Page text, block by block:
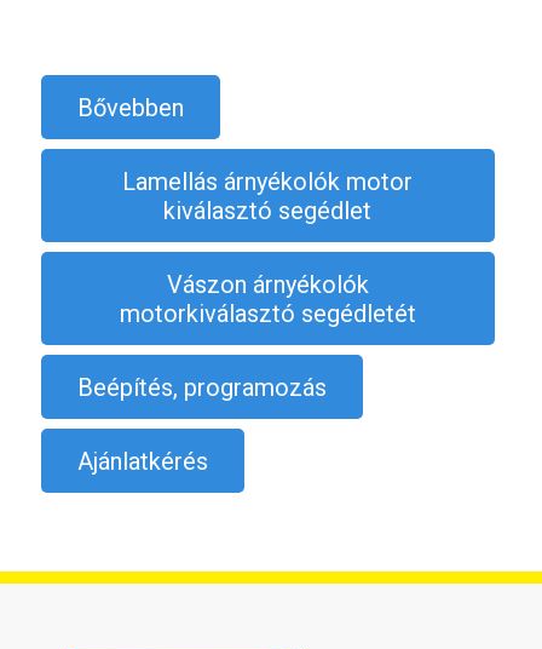
Bővebben
Lamellás árnyékolók motor
kiválasztó segédlet
Vászon árnyékolók
motorkiválasztó segédletét
Beépítés, programozás
Ajánlatkérés